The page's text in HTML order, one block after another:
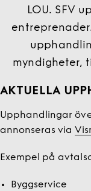
LOU. SFV
myndigheter,
AKTUELLA
Upphandlingar
annonseras via
Exempel på
Byggservice